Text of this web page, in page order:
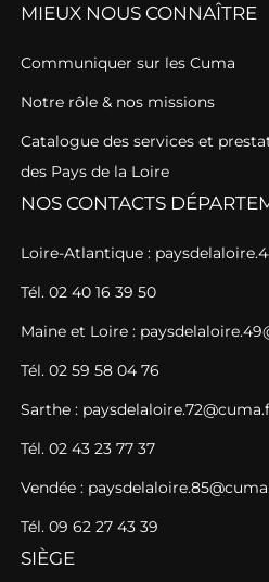
MIEUX NOUS CONNAÎTRE
Communiquer sur les Cuma
Notre rôle & nos missions
Catalogue des services et
des Pays de la Loire
NOS CONTACTS
Loire-Atlantique :
Tél. 02 40 16 39 50
Maine et Loire :
Tél. 02 59 58 04 76
Sarthe :
Tél. 02 43 23 77 37
Vendée :
Tél. 09 62 27 43 39
SIÈGE